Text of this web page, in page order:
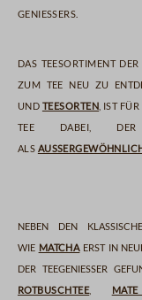
Genießers.
Das Teesortiment
zum Tee neu zu
undTeesorten , ist
Tee dabei,
als
Neben den
wie Matchaerst in
der Teegenießer
Rotbuschtee,